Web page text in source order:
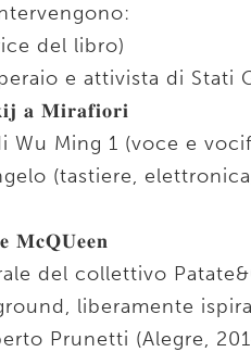
del libro)
e attivista di Stati
𝐚 𝐌𝐢𝐫𝐚𝐟𝐢𝐨𝐫𝐢
Wu Ming 1 (voce e
(tastiere,
𝐌𝐜𝐐𝐔𝐞𝐞𝐧
del collettivo
liberamente
Prunetti (Alegre,